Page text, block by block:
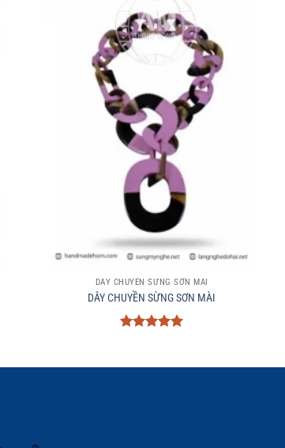
DÂY CHUYỀN SỪNG SƠN MÀI
DÂY CHUYỀN SỪNG SƠN MÀI
sao